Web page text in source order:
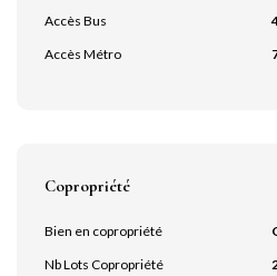
Accès Bus
Accès Métro
Copropriété
Bien en copropriété
Nb Lots Copropriété